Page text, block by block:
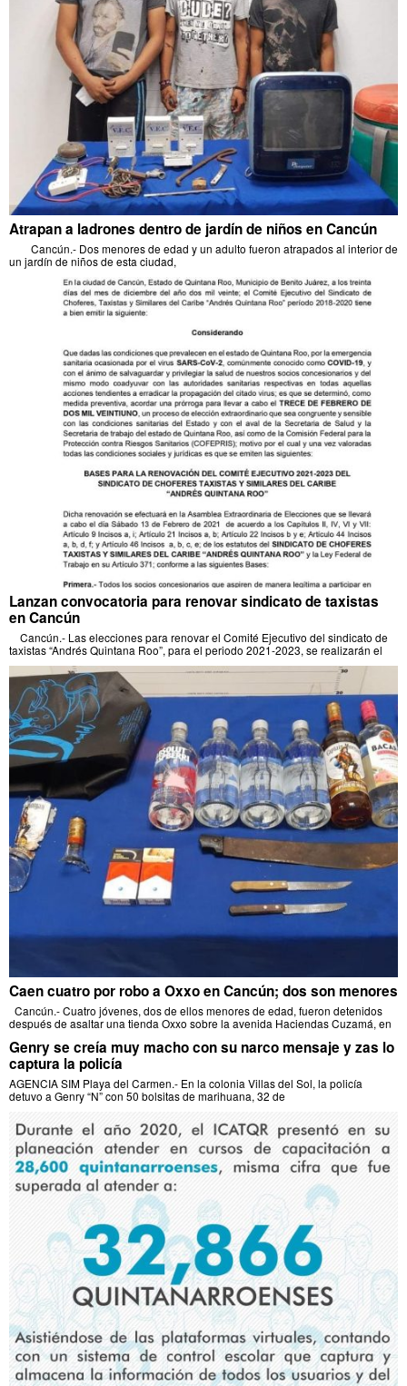
Atrapan a ladrones dentro de jardín de niños en Cancún
Cancún.- Dos menores de edad y un adulto fueron atrapados al interior de
un jardín de niños de esta ciudad,
Lanzan convocatoria para renovar sindicato de taxistas
en Cancún
Cancún.- Las elecciones para renovar el Comité Ejecutivo del sindicato de
taxistas “Andrés Quintana Roo”, para el periodo 2021-2023, se realizarán el
Caen cuatro por robo a Oxxo en Cancún; dos son menores
Cancún.- Cuatro jóvenes, dos de ellos menores de edad, fueron detenidos
después de asaltar una tienda Oxxo sobre la avenida Haciendas Cuzamá, en
Genry se creía muy macho con su narco mensaje y zas lo
captura la policía
AGENCIA SIM Playa del Carmen.- En la colonia Villas del Sol, la policía
detuvo a Genry “N” con 50 bolsitas de marihuana, 32 de